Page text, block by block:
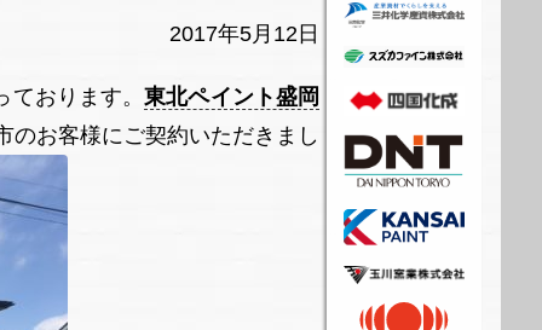
2017年5月12日
ております。東北ペイント盛岡
のお客様にご契約いただきまし